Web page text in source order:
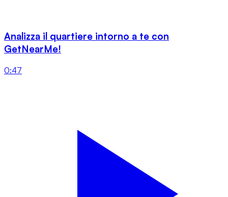
Analizza il quartiere intorno a te con
GetNearMe!
0:47